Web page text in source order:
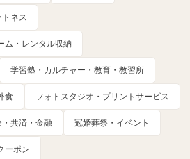
ネス
ム・レンタル収納
学習塾・カルチャー・教育・教習所
食 フォトスタジオ・プリントサービス
・共済・金融 冠婚葬祭・イベント
ーポン